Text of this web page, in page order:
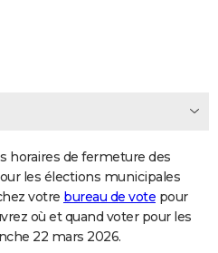
horaires de fermeture des
les élections municipales
votre bureau de vote pour
où et quand voter pour les
22 mars 2026.